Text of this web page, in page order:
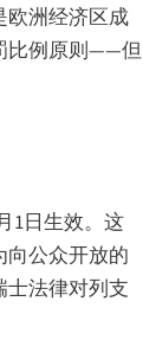
欧洲经济区成
比例原则——但
1日生效。这
公众开放的
士法律对列支